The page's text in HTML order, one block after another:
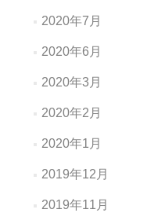
2020年7月
2020年6月
2020年3月
2020年2月
2020年1月
2019年12月
2019年11月